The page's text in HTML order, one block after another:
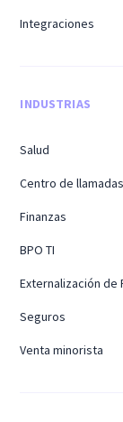
Integraciones
INDUSTRIAS
Salud
Centro de llamadas
Finanzas
BPO TI
Externalización de
Seguros
Venta minorista